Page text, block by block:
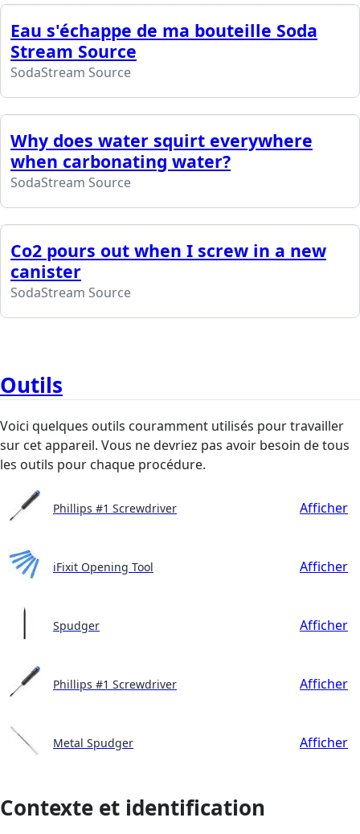
Eau s'échappe de ma bouteille Soda
Stream Source
SodaStream Source
Why does water squirt everywhere
when carbonating water?
SodaStream Source
Co2 pours out when I screw in a new
canister
SodaStream Source
Outils
Voici quelques outils couramment utilisés pour travailler
sur cet appareil. Vous ne devriez pas avoir besoin de tous
les outils pour chaque procédure.
Phillips #1 Screwdriver Afficher
iFixit Opening Tool Afficher
Spudger Afficher
Phillips #1 Screwdriver Afficher
Metal Spudger Afficher
Contexte et identification